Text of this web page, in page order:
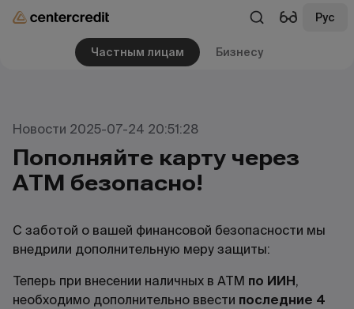
Рус
Частным лицам Бизнесу
Новости 2025-07-24 20:51:28
Пополняйте карту через
АТМ безопасно!
С заботой о вашей финансовой безопасности мы
внедрили дополнительную меру защиты:
Теперь при внесении наличных в АТМ по ИИН,
необходимо дополнительно ввести последние 4